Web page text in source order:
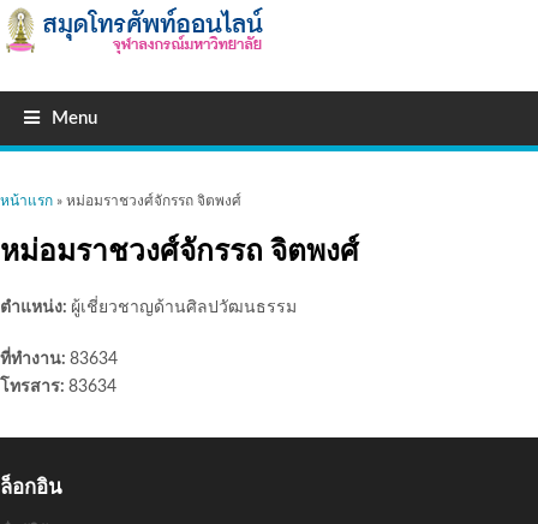
Menu
คุณอยู่ที่นี่
หน้าแรก » หม่อมราชวงศ์จักรรถ จิตพงศ์
หม่อมราชวงศ์จักรรถ จิตพงศ์
ตำแหน่ง: ผู้เชี่ยวชาญด้านศิลปวัฒนธรรม
ที่ทำงาน: 83634
โทรสาร: 83634
ล็อกอิน